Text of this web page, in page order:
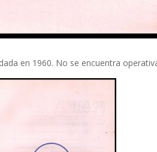
en 1960. No se encuentra